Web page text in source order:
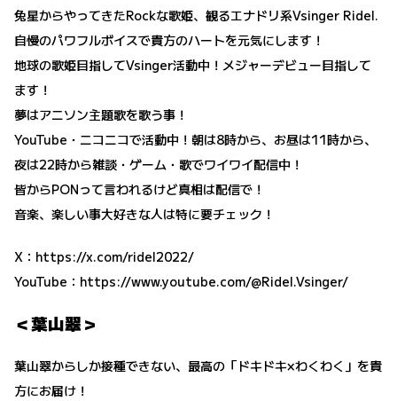
兔星からやってきたRockな歌姫、観るエナドリ系Vsinger Ridel.
自慢のパワフルボイスで貴方のハートを元気にします！
地球の歌姫目指してVsinger活動中！メジャーデビュー目指して
ます！
夢はアニソン主題歌を歌う事！
YouTube・ニコニコで活動中！朝は8時から、お昼は11時から、
夜は22時から雑談・ゲーム・歌でワイワイ配信中！
皆からPONって言われるけど真相は配信で！
音楽、楽しい事大好きな人は特に要チェック！
X： https://x.com/ridel2022/
YouTube： https://www.youtube.com/@Ridel.Vsinger/
＜葉山翠＞
葉山翠からしか接種できない、最高の「ドキドキ×わくわく」を貴
方にお届け！